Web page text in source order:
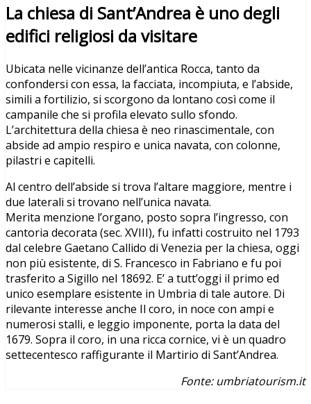
La chiesa di Sant’Andrea è uno degli
edifici religiosi da visitare
Ubicata nelle vicinanze dell’antica Rocca, tanto da
confondersi con essa, la facciata, incompiuta, e l’abside,
simili a fortilizio, si scorgono da lontano così come il
campanile che si profila elevato sullo sfondo.
L’architettura della chiesa è neo rinascimentale, con
abside ad ampio respiro e unica navata, con colonne,
pilastri e capitelli.
Al centro dell’abside si trova l’altare maggiore, mentre i
due laterali si trovano nell’unica navata.
Merita menzione l’organo, posto sopra l’ingresso, con
cantoria decorata (sec. XVIII), fu infatti costruito nel 1793
dal celebre Gaetano Callido di Venezia per la chiesa, oggi
non più esistente, di S. Francesco in Fabriano e fu poi
trasferito a Sigillo nel 18692. E’ a tutt’oggi il primo ed
unico esemplare esistente in Umbria di tale autore. Di
rilevante interesse anche Il coro, in noce con ampi e
numerosi stalli, e leggio imponente, porta la data del
1679. Sopra il coro, in una ricca cornice, vi è un quadro
settecentesco raffigurante il Martirio di Sant’Andrea.
Fonte: umbriatourism.it